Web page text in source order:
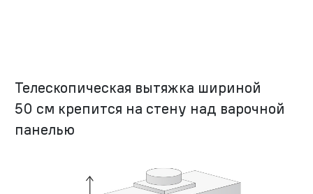
Телескопическая вытяжка шириной
50 см крепится на стену над варочной
панелью